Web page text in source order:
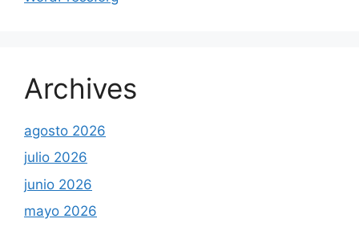
Archives
agosto 2026
julio 2026
junio 2026
mayo 2026